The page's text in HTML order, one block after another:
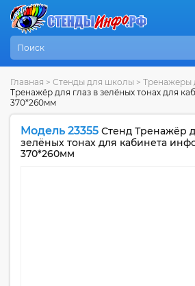
Главная > Стенды для школы > Тренажеры
Тренажёр для глаз в зелёных тонах для
370*260мм
Модель 23355 Стенд Тренажёр
зелёных тонах для кабинета
370*260мм